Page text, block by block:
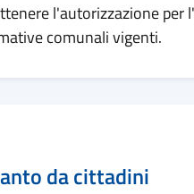
l'autorizzazione
comunali vigenti.
da cittadini